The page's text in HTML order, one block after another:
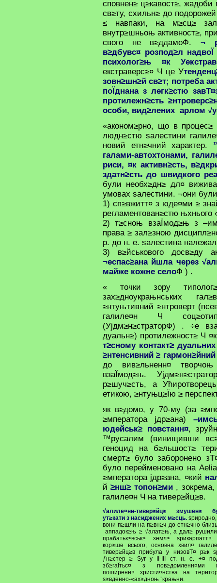
сповнен≥ ц≥кавост≥, жадоби
св≥ту, схильн≥ до
≤ навпаки, на м≥сц≥
внутр≥шньоњ активност≥,
свого не в≥ддамоФ. ¬
в≥дбувс¤ розпод≥л
психолог≥њ ¤к
екстраверс≥¤ Ч це У
зовн≥шн≥й св≥т; потреба
поЇднана з легк≥стю
протилежн≥сть
особи, вид≥лених арлом
«аконом≥рно, що в
людн≥стю ѕалестини
новий етн≥чний характер.
галами-автохтонами,
риси, ¤к активн≥сть,
здатн≥сть до швидкого
були необх≥дн≥ дл¤
умовах ѕалестини. ¬они
1) сп≥вжитт¤ з юде¤ми ≥
регламентован≥стю њхнього
2) т≥сноњ взаЇмод≥њ з
права ≥ зал≥зною
р. до н. е. ѕалестина
3) в≥йськового досв≥ду
¬еспас≥ана йшла через
майже кожне селоФ ) .
« точки зору
зах≥дноукрањнських
≥нтуњтивний ≥нтроверт
галиле¤н Ч
(Ујдм≥н≥страторФ) . ÷е
дуальн≥) протилежност≥ Ч
т≥сному контакт≥
≥нтенсивний ≥
до вив≥льненн¤
взаЇмод≥њ.
р≥шуч≥сть, а
етикою, ≥нтуњц≥Їю ≥
як в≥домо, у 70-му (за
≥мператора јдр≥ана)
юдейськ≥ повстанн¤,
™русалим (винищивши
геноцид на б≥льшост≥
смерт≥ було заборонено
було перейменовано на
≥мператора јдр≥ана, ¤кий
й≥нш≥ топон≥ми, зокрема,
галиле¤н Ч на тивер≥йц≥в.
√алиле¤ни-тивер≥йц≥ змушен≥
ут≥кати з насиджених м≥сць.
вони п≥шли на п≥вн≥ч до етн≥чно
аппадок≥њ ≥ √алат≥њ, а дал≥
прабатьк≥вськ≥ земл≥
кор≥ше всього, основна хвил¤
тивер≥йц≥в прибула у низовТ¤ р≥к
ƒн≥стер ≥ Ѕуг у II-III ст. н. е. ÷¤
зб≥гаЇтьс¤ з пов≥домленн¤ми
поширенн¤ христи¤нства на
ѕ≥вденно-«ах≥дноњ ”крањни.